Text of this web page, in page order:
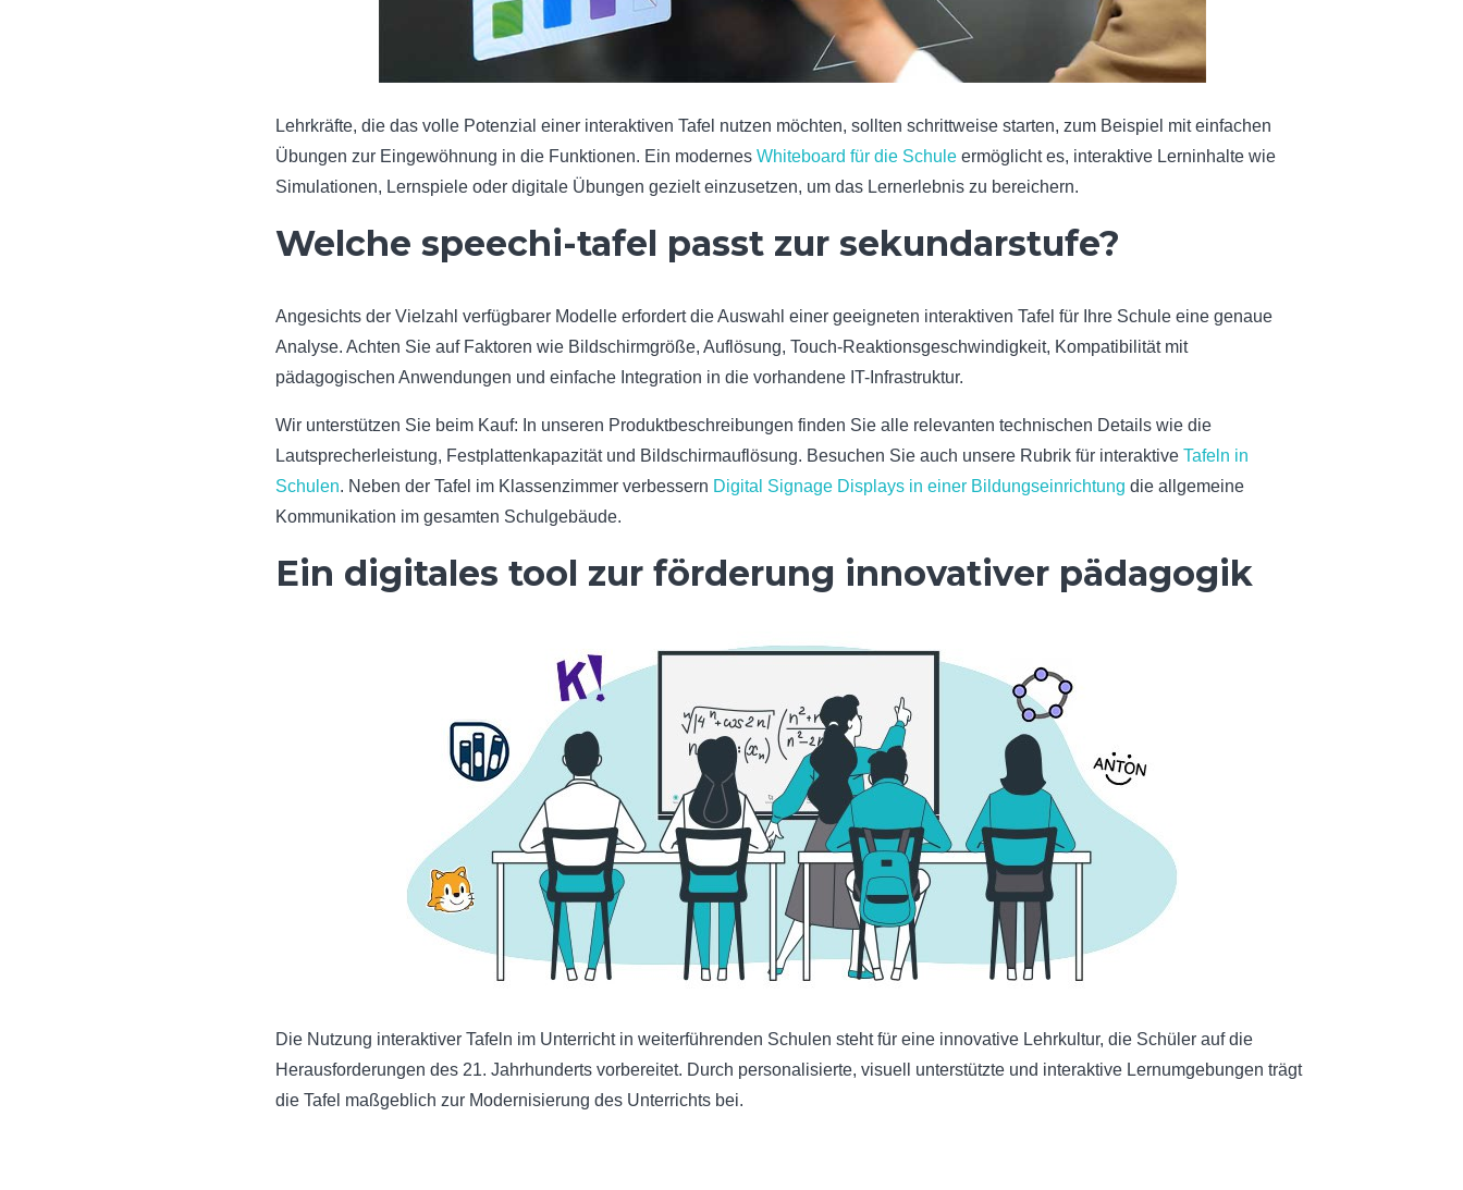
Lehrkräfte, die das volle Potenzial einer interaktiven Tafel nutzen möchten, sollten schrittweise starten, zum Beispiel mit einfachen
Übungen zur Eingewöhnung in die Funktionen. Ein modernesWhiteboard für die Schule ermöglicht es, interaktive Lerninhalte wie
Simulationen, Lernspiele oder digitale Übungen gezielt einzusetzen, um das Lernerlebnis zu bereichern.
Welche speechi-tafel passt zur sekundarstufe?
Angesichts der Vielzahl verfügbarer Modelle erfordert die Auswahl einer geeigneten interaktiven Tafel für Ihre Schule eine genaue
Analyse. Achten Sie auf Faktoren wie Bildschirmgröße, Auflösung, Touch-Reaktionsgeschwindigkeit, Kompatibilität mit
pädagogischen Anwendungen und einfache Integration in die vorhandene IT-Infrastruktur.
Wir unterstützen Sie beim Kauf: In unseren Produktbeschreibungen finden Sie alle relevanten technischen Details wie die
Lautsprecherleistung, Festplattenkapazität und Bildschirmauflösung. Besuchen Sie auch unsere Rubrik für interaktiveTafeln in
Schulen. Neben der Tafel im Klassenzimmer verbessern Digital Signage Displays in einer Bildungseinrichtung die allgemeine
Kommunikation im gesamten Schulgebäude.
Ein digitales tool zur förderung innovativer pädagogik
Die Nutzung interaktiver Tafeln im Unterricht in weiterführenden Schulen steht für eine innovative Lehrkultur, die Schüler auf die
Herausforderungen des 21. Jahrhunderts vorbereitet. Durch personalisierte, visuell unterstützte und interaktive Lernumgebungen trägt
die Tafel maßgeblich zur Modernisierung des Unterrichts bei.